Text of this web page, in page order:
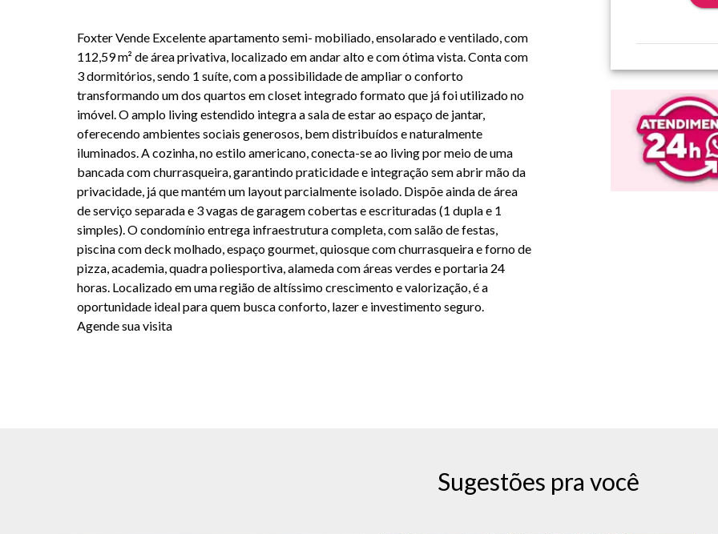
Foxter Vende Excelente apartamento semi- mobiliado, ensolarado e ventilado, com
112,59 m² de área privativa, localizado em andar alto e com ótima vista. Conta com
3 dormitórios, sendo 1 suíte, com a possibilidade de ampliar o conforto
transformando um dos quartos em closet integrado formato que já foi utilizado no
imóvel. O amplo living estendido integra a sala de estar ao espaço de jantar,
oferecendo ambientes sociais generosos, bem distribuídos e naturalmente
iluminados. A cozinha, no estilo americano, conecta-se ao living por meio de uma
bancada com churrasqueira, garantindo praticidade e integração sem abrir mão da
privacidade, já que mantém um layout parcialmente isolado. Dispõe ainda de área
de serviço separada e 3 vagas de garagem cobertas e escrituradas (1 dupla e 1
simples). O condomínio entrega infraestrutura completa, com salão de festas,
piscina com deck molhado, espaço gourmet, quiosque com churrasqueira e forno de
pizza, academia, quadra poliesportiva, alameda com áreas verdes e portaria 24
horas. Localizado em uma região de altíssimo crescimento e valorização, é a
oportunidade ideal para quem busca conforto, lazer e investimento seguro.
Agende sua visita
Sugestões pra você